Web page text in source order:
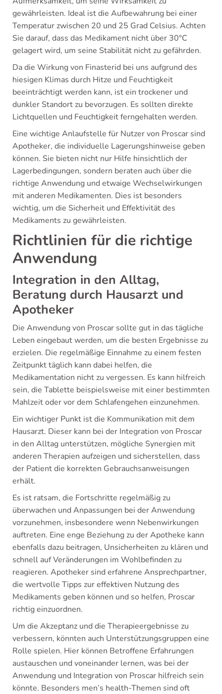
gewährleisten. Ideal ist die Aufbewahrung bei einer
Temperatur zwischen 20 und 25 Grad Celsius. Achten
Sie darauf, dass das Medikament nicht über 30°C
gelagert wird, um seine Stabilität nicht zu gefährden.
Da die Wirkung von Finasterid bei uns aufgrund des
hiesigen Klimas durch Hitze und Feuchtigkeit
beeinträchtigt werden kann, ist ein trockener und
dunkler Standort zu bevorzugen. Es sollten direkte
Lichtquellen und Feuchtigkeit ferngehalten werden.
Eine wichtige Anlaufstelle für Nutzer von Proscar sind
Apotheker, die individuelle Lagerungshinweise geben
können. Sie bieten nicht nur Hilfe hinsichtlich der
Lagerbedingungen, sondern beraten auch über die
richtige Anwendung und etwaige Wechselwirkungen
mit anderen Medikamenten. Dies ist besonders
wichtig, um die Sicherheit und Effektivität des
Medikaments zu gewährleisten.
Richtlinien für die richtige
Anwendung
Integration in den Alltag,
Beratung durch Hausarzt und
Apotheker
Die Anwendung von Proscar sollte gut in das tägliche
Leben eingebaut werden, um die besten Ergebnisse zu
erzielen. Die regelmäßige Einnahme zu einem festen
Zeitpunkt täglich kann dabei helfen, die
Medikamentation nicht zu vergessen. Es kann hilfreich
sein, die Tablette beispielsweise mit einer bestimmten
Mahlzeit oder vor dem Schlafengehen einzunehmen.
Ein wichtiger Punkt ist die Kommunikation mit dem
Hausarzt. Dieser kann bei der Integration von Proscar
in den Alltag unterstützen, mögliche Synergien mit
anderen Therapien aufzeigen und sicherstellen, dass
der Patient die korrekten Gebrauchsanweisungen
erhält.
Es ist ratsam, die Fortschritte regelmäßig zu
überwachen und Anpassungen bei der Anwendung
vorzunehmen, insbesondere wenn Nebenwirkungen
auftreten. Eine enge Beziehung zu der Apotheke kann
ebenfalls dazu beitragen, Unsicherheiten zu klären und
schnell auf Veränderungen im Wohlbefinden zu
reagieren. Apotheker sind erfahrene Ansprechpartner,
die wertvolle Tipps zur effektiven Nutzung des
Medikaments geben können und so helfen, Proscar
richtig einzuordnen.
Um die Akzeptanz und die Therapieergebnisse zu
verbessern, könnten auch Unterstützungsgruppen eine
Rolle spielen. Hier können Betroffene Erfahrungen
austauschen und voneinander lernen, was bei der
Anwendung und Integration von Proscar hilfreich sein
könnte. Besonders men’s health-Themen sind oft